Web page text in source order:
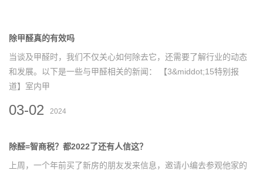
除甲醛真的有效吗
当谈及甲醛时，我们不仅关心如何除去它，还需要了解行业的动态
和发展。以下是一些与甲醛相关的新闻： 【3&middot;15特别报
道】室内甲
03-02 2024
除醛=智商税？都2022了还有人信这？
上周，一个年前买了新房的朋友发来信息，邀请小编去参观他家的